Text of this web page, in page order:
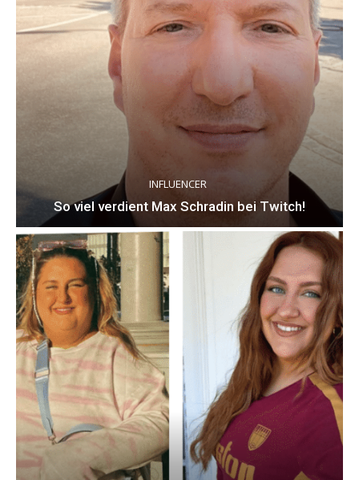
INFLUENCER
So viel verdient Max Schradin bei Twitch!